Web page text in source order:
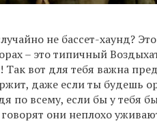
не бассет-хаунд?
– это типичный
вот для тебя важна
даже если ты будешь
по всему, если бы у тебя
они неплохо